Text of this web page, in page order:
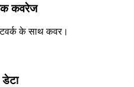
कवरेज
के साथ कवर।